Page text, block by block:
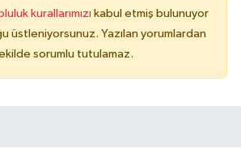
kurallarımızı kabul etmiş bulunuyor
üstleniyorsunuz. Yazılan yorumlardan
sorumlu tutulamaz.